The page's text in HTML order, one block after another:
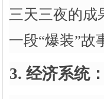
三天三夜的成
一段“爆装”故
3. 经济系统